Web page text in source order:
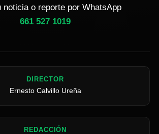
noticia o reporte por WhatsApp
661 527 1019
DIRECTOR
Ernesto Calvillo Ureña
REDACCIÓN